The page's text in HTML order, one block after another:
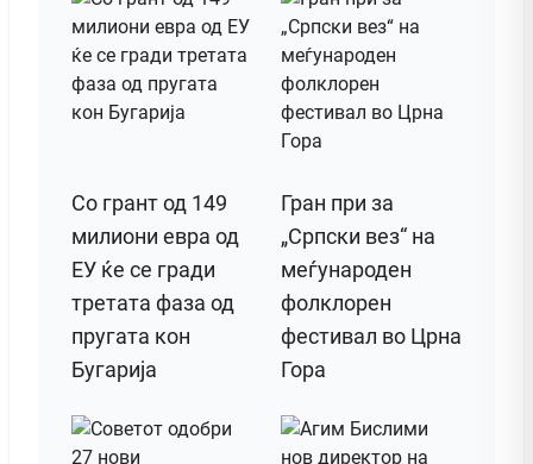
Со грант од 149
милиони евра од
ЕУ ќе се гради
третата фаза од
пругата кон
Бугарија
Гран при за
„Српски вез“ на
меѓународен
фолклорен
фестивал во Црна
Гора